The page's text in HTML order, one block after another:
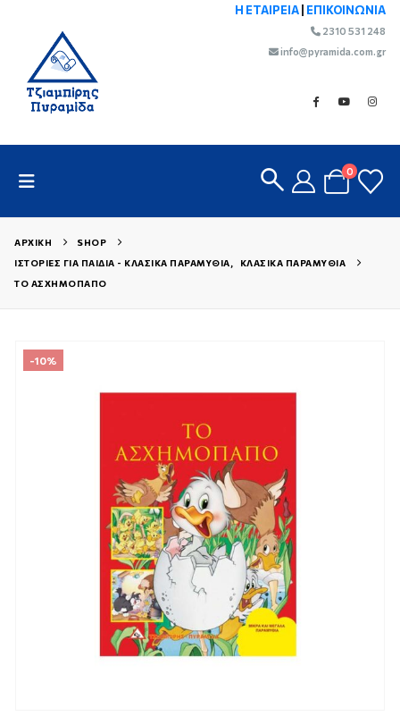
Η ΕΤΑΙΡΕΙΑ ΕΠΙΚΟΙΝΩΝΙΑ
2310 531 248
info@pyramida.com.gr
0
ΑΡΧΙΚΉ
SHOP
ΙΣΤΟΡΊΕΣ ΓΙΑ ΠΑΙΔΙΆ - ΚΛΑΣΙΚΆ ΠΑΡΑΜΎΘΙΑ,
ΚΛΑΣΙΚΆ ΠΑΡΑΜΎΘΙΑ
ΤΟ ΑΣΧΗΜΟΠΑΠΟ
-10%